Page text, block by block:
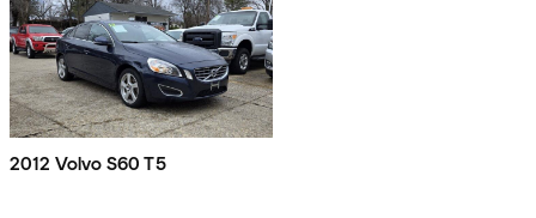
2012 Volvo S60 T5